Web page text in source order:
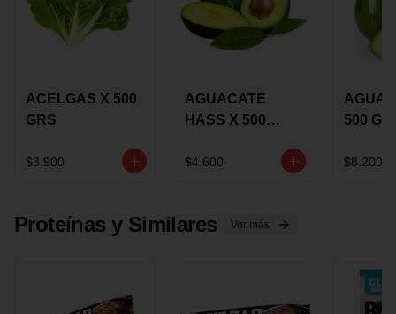
ACELGAS X 500
GRS
$3.900
AGUACATE
HASS X 500
$4.600
500
$8.200
Proteínas y Similares Ver más